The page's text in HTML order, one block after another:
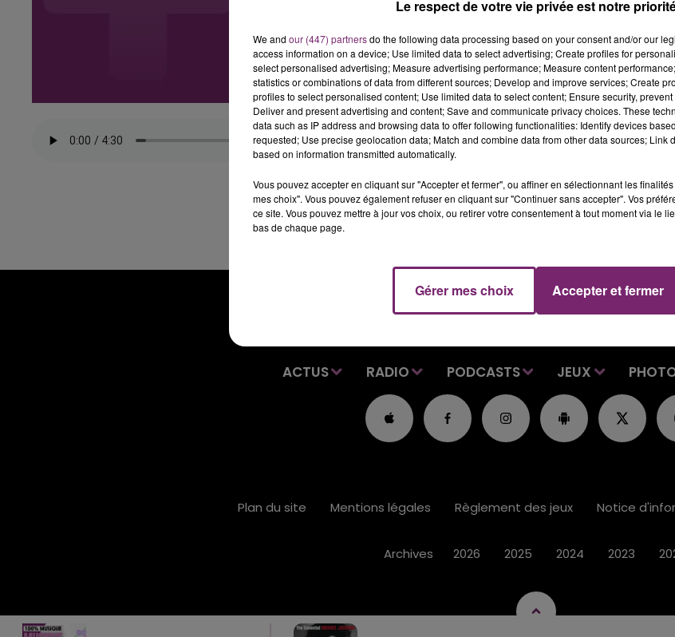
ACTUS RADIO PODCASTS JEUX
Plan du site Mentions légales Règlement des jeux Notice
Archives 2026 2025 2024 2023
Le respect de votre vie privée est notre
We and our (447) partnersdo the following data processing based on your consent and/or our
access information on a device; Use limited data to select advertising; Create profiles for
select personalised advertising; Measure advertising performance; Measure content
statistics or combinations of data from different sources; Develop and improve services; Create
profiles to select personalised content; Use limited data to select content; Ensure security,
Deliver and present advertising and content; Save and communicate privacy choices. These
data such as IP address and browsing data to offer following functionalities: Identify devices
requested; Use precise geolocation data; Match and combine data from other data sources; Link
based on information transmitted automatically.
Vous pouvez accepter en cliquant sur "Accepter et fermer", ou affiner en sélectionnant les
mes choix". Vous pouvez également refuser en cliquant sur "Continuer sans accepter". Vos
ce site. Vous pouvez mettre à jour vos choix, ou retirer votre consentement à tout moment via le
bas de chaque page.
Gérer mes choix Accepter et fermer